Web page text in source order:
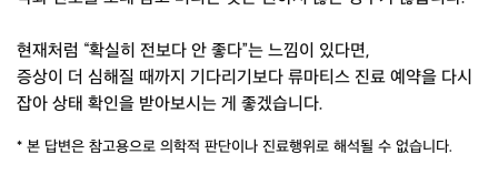
현재처럼 “확실히 전보다 안 좋다”는 느낌이 있다면,
증상이 더 심해질 때까지 기다리기보다 류마티스 진료 예약을 다시
잡아 상태 확인을 받아보시는 게 좋겠습니다.
* 본 답변은 참고용으로 의학적 판단이나 진료행위로 해석될 수 없습니다.